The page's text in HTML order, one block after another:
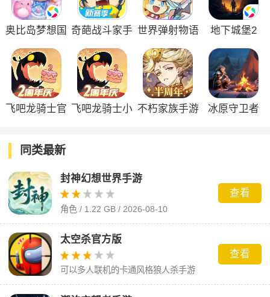
奥比岛梦想国 奇葩战斗家手 世界弹射物语 地下城堡2
飞吧龙骑士官
飞吧龙骑士小 不朽家族手游 冰原守卫者
同类最新
封神幻想世界手游
角色 / 1.22 GB / 2026-08-10
查看
太空杀官方版
可以多人联机的卡通风格狼人杀手游
查看